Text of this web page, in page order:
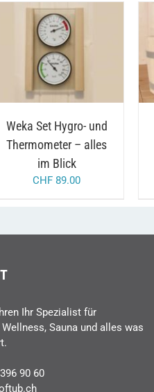
IN DEN WARENKORB
DETAILS
Weka Set Hygro- und
Thermometer – alles
im Blick
CHF 89.00
Ihr Spezialist für
Sauna und alles was
90 60